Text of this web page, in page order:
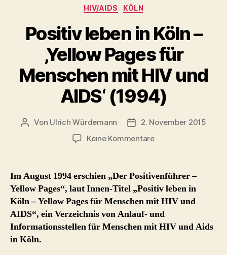
Kategorien
HIV/AIDS KÖLN
Positiv leben in Köln –
‚Yellow Pages für
Menschen mit HIV und
AIDS‘ (1994)
Beitragsautor
Von Ulrich Würdemann Beitragsdatum
2. November 2015
Keine Kommentarezu
Köln
–
‚Yellow
Pages
für
Im August 1994 erschien „Der Positivenführer –
Yellow Pages“, laut Innen-Titel „Positiv leben in
Köln – Yellow Pages für Menschen mit HIV und
AIDS“, ein Verzeichnis von Anlauf- und
Informationsstellen für Menschen mit HIV und Aids
in Köln.